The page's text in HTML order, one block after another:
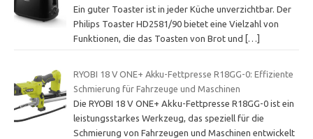
Ein guter Toaster ist in jeder Küche unverzichtbar. Der
Philips Toaster HD2581/90 bietet eine Vielzahl von
Funktionen, die das Toasten von Brot und
[…]
RYOBI 18 V ONE+ Akku-Fettpresse R18GG-0: Effiziente
Schmierung für Fahrzeuge und Maschinen
Die RYOBI 18 V ONE+ Akku-Fettpresse R18GG-0 ist ein
leistungsstarkes Werkzeug, das speziell für die
Schmierung von Fahrzeugen und Maschinen entwickelt